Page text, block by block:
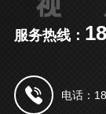
服务热线：
电话：